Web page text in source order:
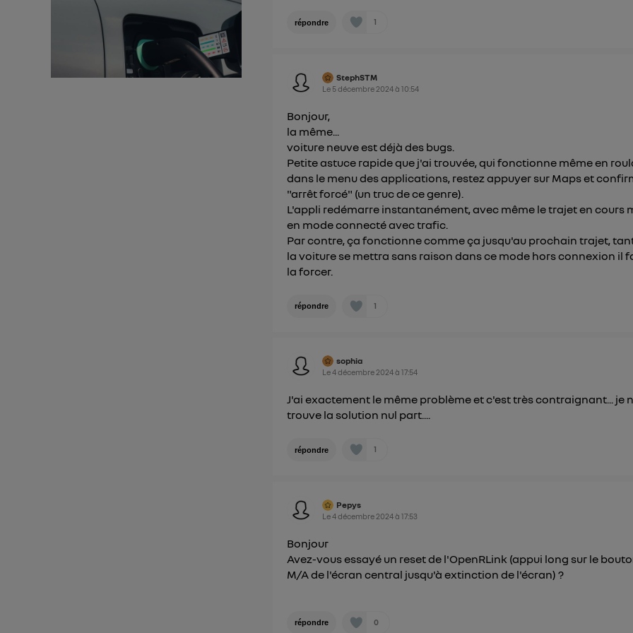
répondre 1
StephSTM
Le 5 décembre 2024à10:54
Bonjour,
la même...
voiture neuve est déjà des bugs.
Petite astuce rapide que j'ai trouvée, qui fonctionne même en
dans le menu des applications, restez appuyer sur Maps et
"arrêt forcé" (un truc de ce genre).
L'appli redémarre instantanément, avec même le trajet en cours
en mode connecté avec trafic.
Par contre, ça fonctionne comme ça jusqu'au prochain trajet,
la voiture se mettra sans raison dans ce mode hors connexion il
la forcer.
répondre 1
sophia
Le4 décembre 2024à17:54
J'ai exactement le même problème et c'est très contraignant... je
trouve la solution nul part....
répondre 1
Pepys
Le4 décembre 2024à17:53
Bonjour
Avez-vous essayé un reset de l'OpenRLink (appui long sur le
M/A de l'écran central jusqu'à extinction de l'écran) ?
répondre 0